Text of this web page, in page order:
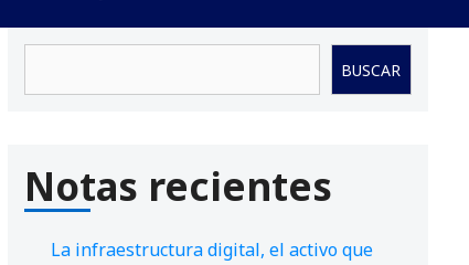
BUSCAR
Notas recientes
La infraestructura digital, el activo que